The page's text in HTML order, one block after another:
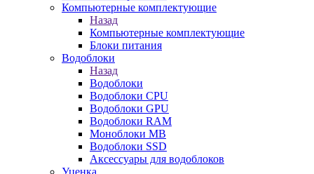
Компьютерные комплектующие
Назад
Компьютерные комплектующие
Блоки питания
Водоблоки
Назад
Водоблоки
Водоблоки CPU
Водоблоки GPU
Водоблоки RAM
Моноблоки MB
Водоблоки SSD
Аксессуары для водоблоков
Уценка